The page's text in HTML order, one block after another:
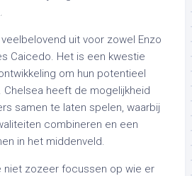
uit voor zowel Enzo
Caicedo. Het is een kwestie
om hun potentieel
heeft de mogelijkheid
samen te laten spelen, waarbij
combineren en een
in het middenveld.
niet zozeer focussen op wie er